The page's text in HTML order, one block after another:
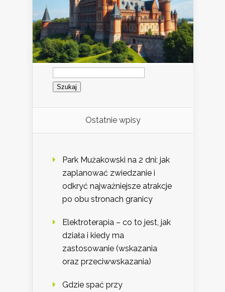
Szukaj:
Ostatnie wpisy
Park Mużakowski na 2 dni: jak
zaplanować zwiedzanie i
odkryć najważniejsze atrakcje
po obu stronach granicy
Elektroterapia – co to jest, jak
działa i kiedy ma
zastosowanie (wskazania
oraz przeciwwskazania)
Gdzie spać przy